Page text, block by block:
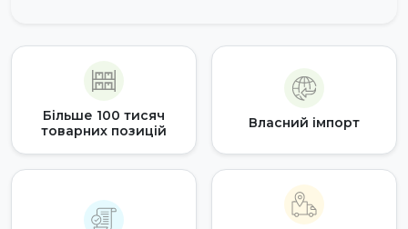
Більше 100 тисяч
товарних позицій
Власний імпорт